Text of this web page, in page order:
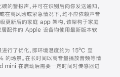
的警报声，并可在识别后向你发送通知。
在高风险或紧急情况下，均不应依赖声音
更新后的家庭 app 架构，该架构于家庭
配件的 Apple 设备均使用最新版本软
行了优化，即环境温度约为 15ºC 至
场景。在长时间以高音量播放音频等情
mini 在启动后需要一定时间对传感器进